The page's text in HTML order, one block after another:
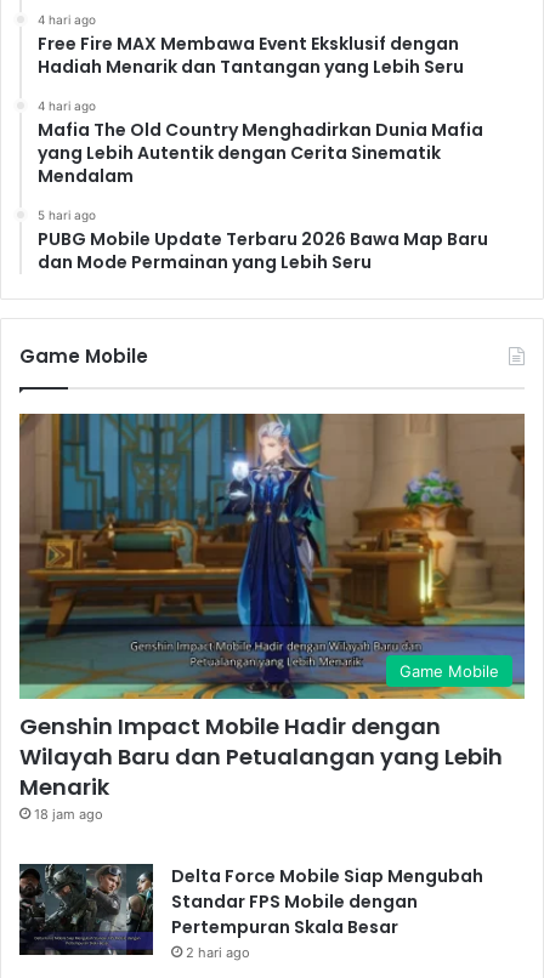
4 hari ago
Free Fire MAX Membawa Event Eksklusif dengan
Hadiah Menarik dan Tantangan yang Lebih Seru
4 hari ago
Mafia The Old Country Menghadirkan Dunia Mafia
yang Lebih Autentik dengan Cerita Sinematik
Mendalam
5 hari ago
PUBG Mobile Update Terbaru 2026 Bawa Map Baru
dan Mode Permainan yang Lebih Seru
Game Mobile
Game Mobile
Genshin Impact Mobile Hadir dengan
Wilayah Baru dan Petualangan yang Lebih
Menarik
18 jam ago
Delta Force Mobile Siap Mengubah
Standar FPS Mobile dengan
Pertempuran Skala Besar
2 hari ago